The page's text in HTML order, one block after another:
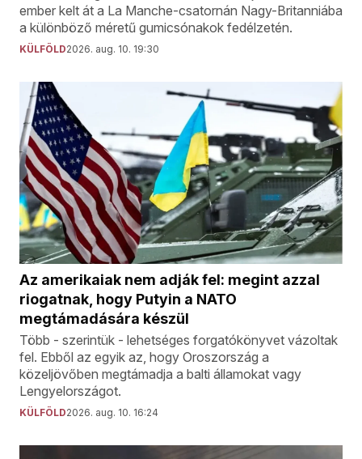
ember kelt át a La Manche-csatornán Nagy-Britanniába
a különböző méretű gumicsónakok fedélzetén.
KÜLFÖLD2026. aug. 10. 19:30
Az amerikaiak nem adják fel: megint azzal
riogatnak, hogy Putyin a NATO
megtámadására készül
Több - szerintük - lehetséges forgatókönyvet vázoltak
fel. Ebből az egyik az, hogy Oroszország a
közeljövőben megtámadja a balti államokat vagy
Lengyelországot.
KÜLFÖLD2026. aug. 10. 16:24